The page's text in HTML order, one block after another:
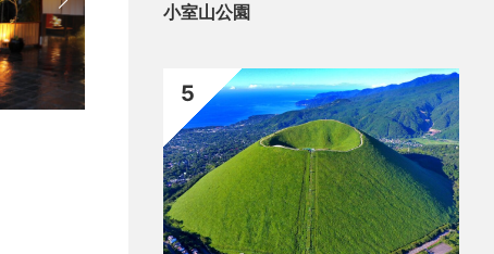
善
小室山公園
5